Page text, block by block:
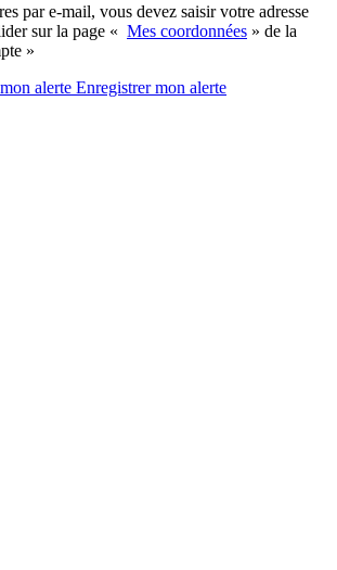
par e-mail, vous devez saisir votre adresse
sur la page « Mes coordonnées » de la
»
alerte Enregistrermon alerte